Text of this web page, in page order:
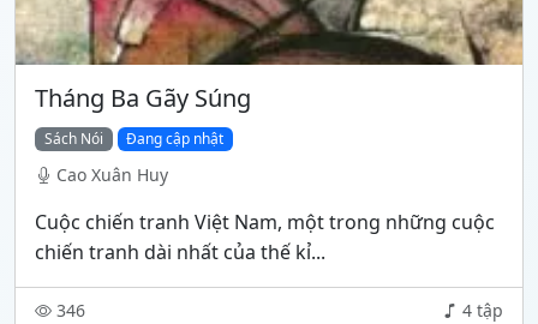
Tháng Ba Gãy Súng
Sách Nói Đang cập nhật
Cao Xuân Huy
Cuộc chiến tranh Việt Nam, một trong những cuộc
chiến tranh dài nhất của thế kỉ...
346 4 tập